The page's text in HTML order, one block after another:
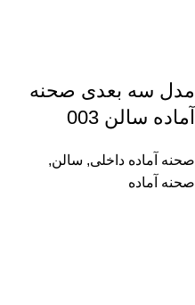
مدل سه بعدی صحنه
آماده سالن 003
صحنه آماده داخلی, سالن,
صحنه آماده